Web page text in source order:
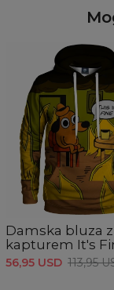
Damska bluza z
kapturem It's
56,95 USD 113,95